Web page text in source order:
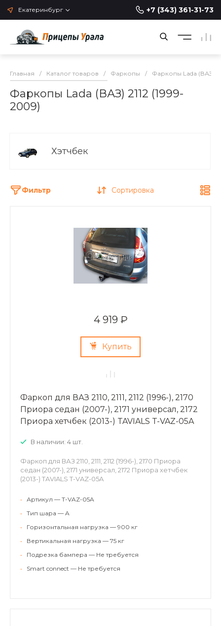
Екатеринбург +7 (343) 361-31-73
Главная / Каталог товаров / Фаркопы / Фаркопы Lada (ВАЗ)
Фаркопы Lada (ВАЗ) 2112 (1999-
2009)
Хэтчбек
Фильтр Сортировка
4 919 ₽
Купить
Фаркоп для ВАЗ 2110, 2111, 2112 (1996-), 2170
Приора седан (2007-), 2171 универсал, 2172
Приора хетчбек (2013-) TAVIALS T-VAZ-05A
В наличии: 4 шт.
Фаркоп для ВАЗ 2110, 2111, 2112 (1996-), 2170 Приора
седан (2007-), 2171 универсал, 2172 Приора хетчбек
(2013-) TAVIALS T-VAZ-05A
•
Артикул — T-VAZ-05A
•
Тип шара — A
•
Горизонтальная нагрузка — 900 кг
•
Вертикальная нагрузка — 75 кг
•
Подрезка бампера — Не требуется
•
Smart connect — Не требуется